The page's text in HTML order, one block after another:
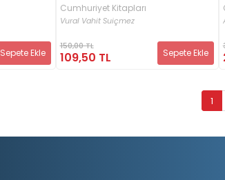
Sepete Ekle
Cumhuriyet Kitapları
Vural Vahit Suiçmez
150,00 TL
109,50 TL Sepete Ekle
1